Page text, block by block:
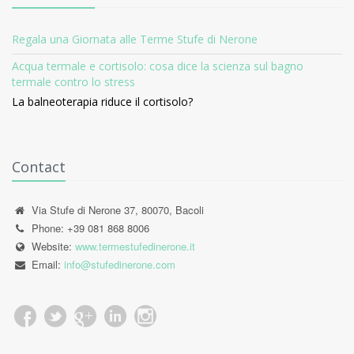
Regala una Giornata alle Terme Stufe di Nerone
Acqua termale e cortisolo: cosa dice la scienza sul bagno
termale contro lo stress
La balneoterapia riduce il cortisolo?
Contact
Via Stufe di Nerone 37, 80070, Bacoli
Phone: +39 081 868 8006
Website: www.termestufedinerone.it
Email: info@stufedinerone.com